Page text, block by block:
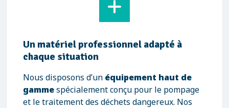
Un matériel professionnel adapté à
chaque situation
Nous disposons d’un équipement haut de
gammespécialement conçu pour le pompage
et le traitement des déchets dangereux. Nos